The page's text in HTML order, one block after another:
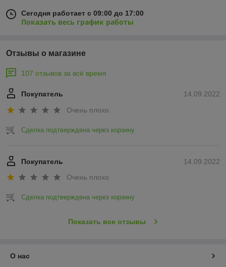
Сегодня работает с 09:00 до 17:00
Показать весь график работы
Отзывы о магазине
107 отзывов за всё время
14.09.2022
Покупатель
Очень плохо
Сделка подтверждена через корзину
14.09.2022
Покупатель
Очень плохо
Сделка подтверждена через корзину
Показать все отзывы
О нас